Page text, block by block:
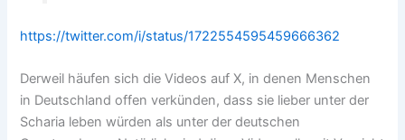
https://twitter.com/i/status/1722554595459666362
Derweil häufen sich die Videos auf X, in denen Menschen
in Deutschland offen verkünden, dass sie lieber unter der
Scharia leben würden als unter der deutschen